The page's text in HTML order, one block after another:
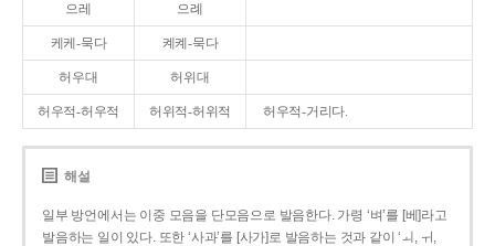
으레 으례
케케-묵다 켸켸-묵다
허우대 허위대
허우적-허우적 허위적-허위적 허우적-거리다.
해설
일부 방언에서는 이중 모음을 단모음으로 발음한다. 가령 ‘벼’를 [베]라고
발음하는 일이 있다. 또한 ‘사과’를 [사가]로 발음하는 것과 같이 ‘ㅚ, ㅟ,